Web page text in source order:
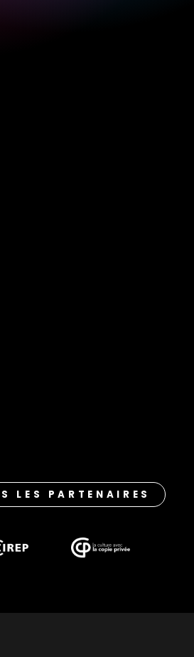
LES PARTENAIRES